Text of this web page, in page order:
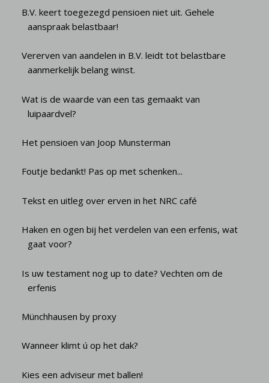
B.V. keert toegezegd pensioen niet uit. Gehele
aanspraak belastbaar!
Vererven van aandelen in B.V. leidt tot belastbare
aanmerkelijk belang winst.
Wat is de waarde van een tas gemaakt van
luipaardvel?
Het pensioen van Joop Munsterman
Foutje bedankt! Pas op met schenken...
Tekst en uitleg over erven in het NRC café
Haken en ogen bij het verdelen van een erfenis, wat
gaat voor?
Is uw testament nog up to date? Vechten om de
erfenis
Münchhausen by proxy
Wanneer klimt ú op het dak?
Kies een adviseur met ballen!